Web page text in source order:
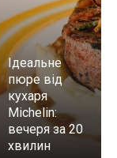
Ідеальне
пюре від
кухаря
Michelin:
вечеря за 20
хвилин